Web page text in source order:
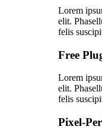
Lorem
elit.
felis
Free
Lorem
elit.
felis
Pixel-